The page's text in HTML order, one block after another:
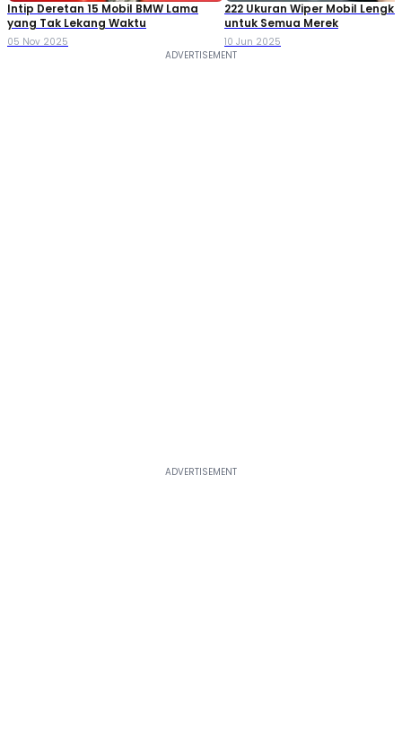
Intip Deretan 15 Mobil BMW Lama
yang Tak Lekang Waktu
05 Nov 2025
222 Ukuran Wiper Mobil
untuk Semua Merek
10 Jun 2025